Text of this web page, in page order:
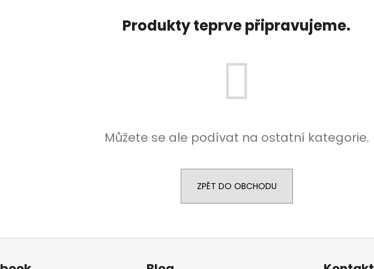
Produkty teprve připravujeme.
Můžete se ale podívat na ostatní kategorie.
ZPĚT DO OBCHODU